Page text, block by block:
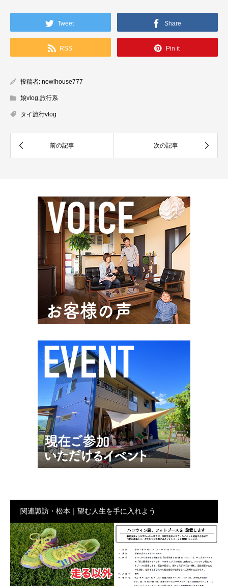
Tweet Share
RSS Pin it
投稿者: newlhouse777
娘vlog,旅行系
タイ旅行vlog
関連諏訪・松本｜望む人生を手に入れよう